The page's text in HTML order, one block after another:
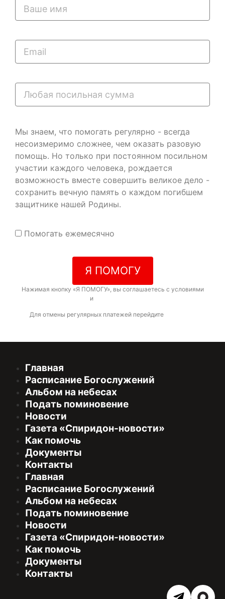
Мы знаем, что помогать регулярно - всегда
несоизмеримо сложнее, чем оказать разовую
помощь. Но только при постоянном посильном
участии каждого человека, рождается
возможность вместе совершить великое дело -
сохранить вечную память о каждом погибшем
защитнике нашей Родины.
Помогать ежемесячно
Я ПОМОГУ
Нажимая кнопку «Я ПОМОГУ», вы соглашаетесь с условиями
и
Для отмены регулярных платежей перейдите
Главная
Расписание Богослужений
Альбом на небесах
Подать поминовение
Новости
Газета «Спиридон-новости»
Как помочь
Документы
Контакты
Главная
Расписание Богослужений
Альбом на небесах
Подать поминовение
Новости
Газета «Спиридон-новости»
Как помочь
Документы
Контакты